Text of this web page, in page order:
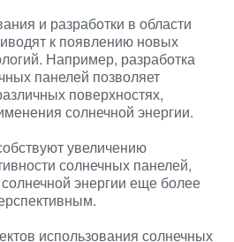
и разработки в области
к появлению новых
Например, разработка
панелей позволяет
поверхностях,
солнечной энергии.
увеличению
солнечных панелей,
энергии еще более
использования солнечных